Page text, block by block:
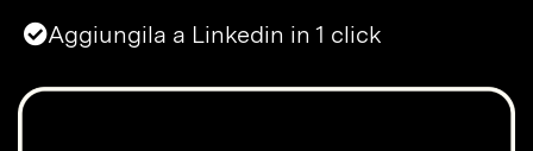
Aggiungila a Linkedin in 1 click